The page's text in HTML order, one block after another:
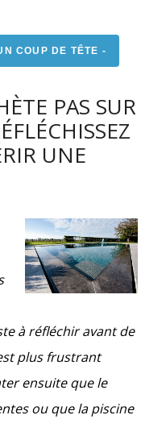
COUP DE TÊTE -
PAS SUR
UNE
à réfléchir avant de
plus frustrant
ensuite que le
ou que la piscine